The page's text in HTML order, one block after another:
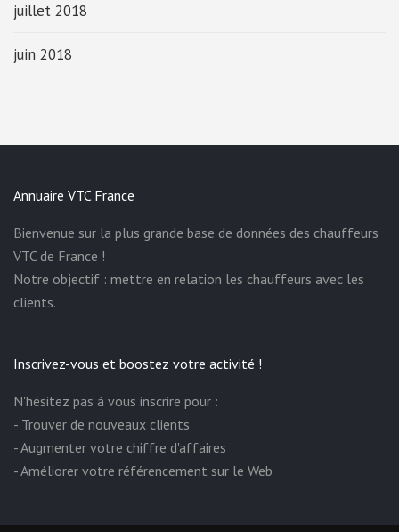
juillet 2018
juin 2018
Annuaire VTC France
Bienvenue sur la plus grande base de données des chauffeurs
VTC de France !
Notre objectif : mettre en relation les chauffeurs avec les
clients.
Inscrivez-vous et boostez votre activité !
N'hésitez pas à vous inscrire pour :
- Trouver de nouveaux clients
- Augmenter votre chiffre d'affaires
- Améliorer votre référencement sur le Web